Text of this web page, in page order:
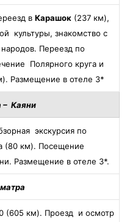
в Карашок (237 км),
культуры, знакомство с
Переезд по
Полярного круга и
Размещение в отеле 3*
– Каяни
экскурсия по
(80 км). Посещение
Размещение в отеле 3*.
(605 км). Проезд и осмотр